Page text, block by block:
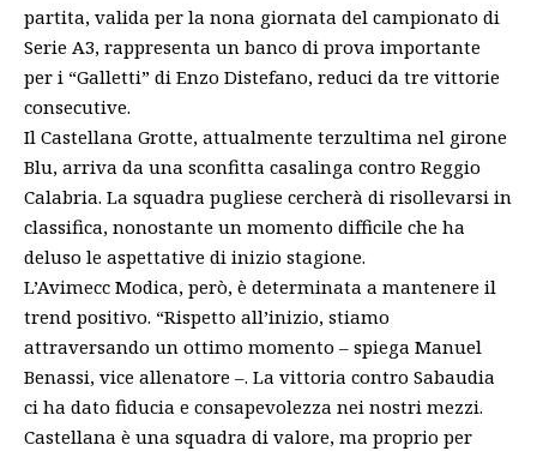
partita, valida per la nona giornata del campionato di
Serie A3, rappresenta un banco di prova importante
per i “Galletti” di Enzo Distefano, reduci da tre vittorie
consecutive.
Il Castellana Grotte, attualmente terzultima nel girone
Blu, arriva da una sconfitta casalinga contro Reggio
Calabria. La squadra pugliese cercherà di risollevarsi in
classifica, nonostante un momento difficile che ha
deluso le aspettative di inizio stagione.
L’Avimecc Modica, però, è determinata a mantenere il
trend positivo. “Rispetto all’inizio, stiamo
attraversando un ottimo momento – spiega Manuel
Benassi, vice allenatore –. La vittoria contro Sabaudia
ci ha dato fiducia e consapevolezza nei nostri mezzi.
Castellana è una squadra di valore, ma proprio per